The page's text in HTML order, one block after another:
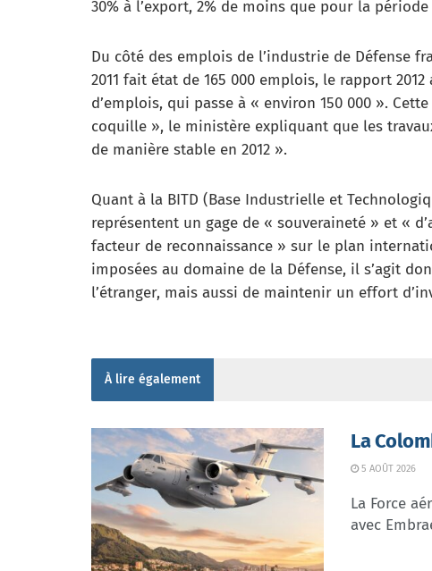
30% à l’export, 2% de moins que pour la
Du côté des emplois de l’industrie de Défense
2011 fait état de 165 000 emplois, le rapport
d’emplois, qui passe à « environ 150 000 ».
coquille », le ministère expliquant que les
de manière stable en 2012 ».
Quant à la BITD (Base Industrielle et
représentent un gage de « souveraineté » et «
facteur de reconnaissance » sur le plan
imposées au domaine de la Défense, il s’agit
l’étranger, mais aussi de maintenir un effort
À lire également
La
5 AOÛT 2026
La Force
avec